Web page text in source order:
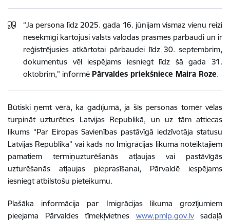
“Ja persona līdz 2025. gada 16. jūnijam vismaz vienu reizi
nesekmīgi kārtojusi valsts valodas prasmes pārbaudi un ir
reģistrējusies atkārtotai pārbaudei līdz 30. septembrim,
dokumentus vēl iespējams iesniegt līdz šā gada 31.
oktobrim,” informē Pārvaldes priekšniece Maira Roze.
Būtiski ņemt vērā, ka gadījumā, ja šīs personas tomēr vēlas
turpināt uzturēties Latvijas Republikā, un uz tām attiecas
likums “Par Eiropas Savienības pastāvīgā iedzīvotāja statusu
Latvijas Republikā” vai kāds no Imigrācijas likumā noteiktajiem
pamatiem termiņuzturēšanās atļaujas vai pastāvīgās
uzturēšanās atļaujas pieprasīšanai, Pārvaldē iespējams
iesniegt atbilstošu pieteikumu.
Plašāka informācija par Imigrācijas likuma grozījumiem
pieejama Pārvaldes tīmekļvietnes www.pmlp.gov.lvsadaļā